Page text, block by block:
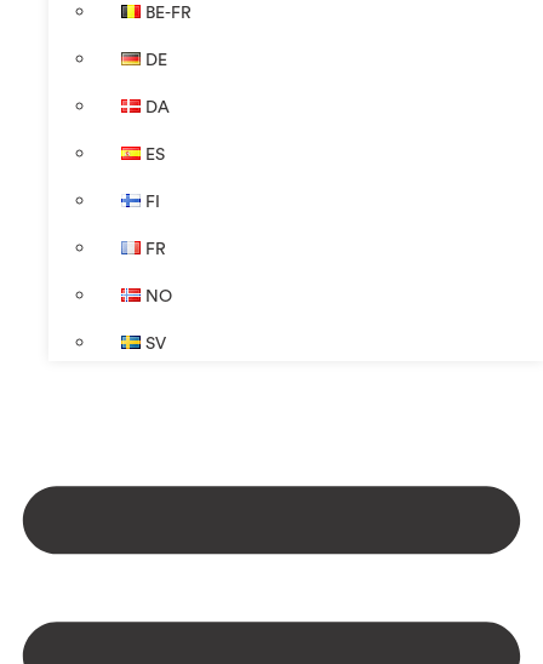
BE-FR
DE
DA
ES
FI
FR
NO
SV